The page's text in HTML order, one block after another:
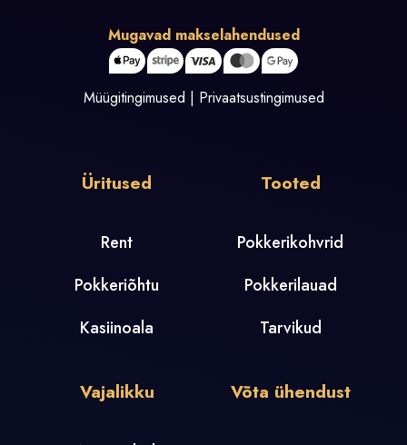
Mugavad makselahendused
Müügitingimused | Privaatsustingimused
Üritused
Rent
Pokkeriõhtu
Kasiinoala
Tooted
Pokkerikohvrid
Pokkerilauad
Tarvikud
Vajalikku Võta ühendust